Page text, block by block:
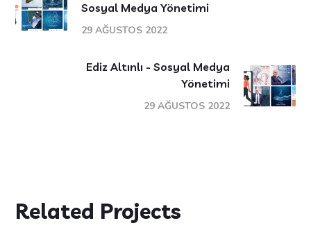
Sosyal Medya Yönetimi
29 AĞUSTOS 2022
Ediz Altınlı - Sosyal Medya
Yönetimi
29 AĞUSTOS 2022
Related Projects